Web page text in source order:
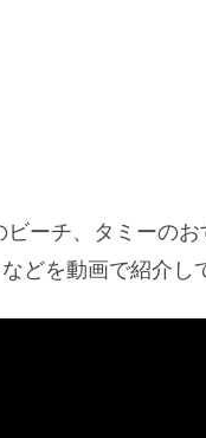
ビーチ、タミーの
どを動画で紹介し